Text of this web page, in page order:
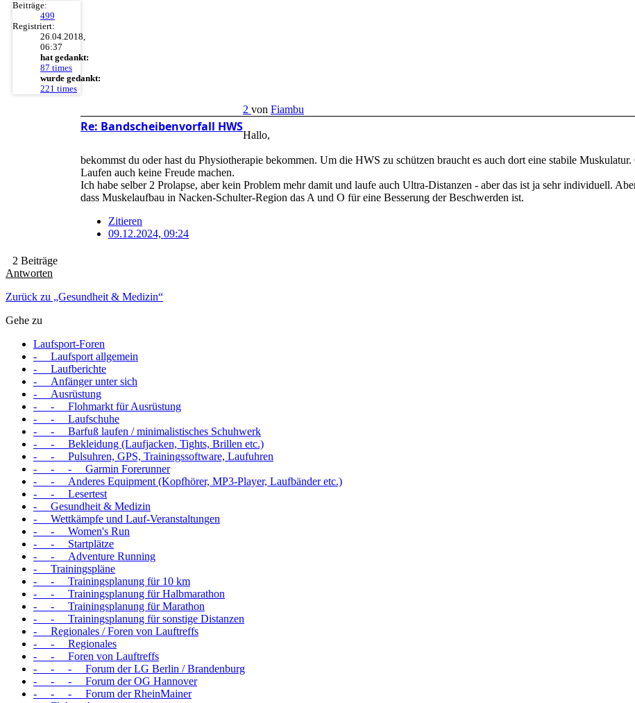
Beiträge:
499
Registriert:
26.04.2018,
06:37
hat gedankt:
87 times
wurde gedankt:
221 times
Re: Bandscheibenvorfall HWS
2 von Fiambu
Hallo,
bekommst du oder hast du Physiotherapie bekommen. Um die HWS zu schützen braucht es auch dort eine stabile
Laufen auch keine Freude machen.
Ich habe selber 2 Prolapse, aber kein Problem mehr damit und laufe auch Ultra-Distanzen - aber das ist ja sehr individuell.
dass Muskelaufbau in Nacken-Schulter-Region das A und O für eine Besserung der Beschwerden ist.
Zitieren
09.12.2024, 09:24
2 Beiträge
Antworten
Zurück zu „Gesundheit & Medizin“
Gehe zu
Laufsport-Foren
- Laufsport allgemein
- Laufberichte
- Anfänger unter sich
- Ausrüstung
- - Flohmarkt für Ausrüstung
- - Laufschuhe
- - Barfuß laufen / minimalistisches Schuhwerk
- - Bekleidung (Laufjacken, Tights, Brillen etc.)
- - Pulsuhren, GPS, Trainingssoftware, Laufuhren
- - - Garmin Forerunner
- - Anderes Equipment (Kopfhörer, MP3-Player, Laufbänder etc.)
- - Lesertest
- Gesundheit & Medizin
- Wettkämpfe und Lauf-Veranstaltungen
- - Women's Run
- - Startplätze
- - Adventure Running
- Trainingspläne
- - Trainingsplanung für 10 km
- - Trainingsplanung für Halbmarathon
- - Trainingsplanung für Marathon
- - Trainingsplanung für sonstige Distanzen
- Regionales / Foren von Lauftreffs
- - Regionales
- - Foren von Lauftreffs
- - - Forum der LG Berlin / Brandenburg
- - - Forum der OG Hannover
- - - Forum der RheinMainer